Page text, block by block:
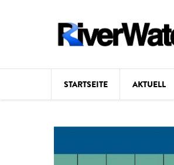
STARTSEITE AKTUELL